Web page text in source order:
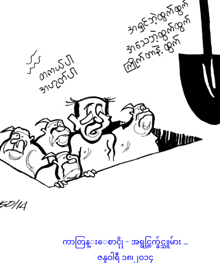
ကာတြန္းေစာငိုု - အရွင္ထြက္ခ်င္သူမ်ား ...
ဇန္န၀ါရီ ၁၈၊၂၀၁၄